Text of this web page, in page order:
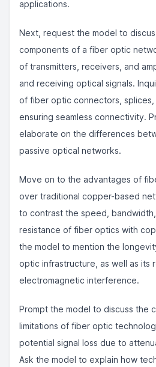
applications.
Next, request the model to
components of a fiber optic
of transmitters, receivers, and
and receiving optical signals.
of fiber optic connectors, splices,
ensuring seamless connectivity.
elaborate on the differences
passive optical networks.
Move on to the advantages of
over traditional copper-based
to contrast the speed,
resistance of fiber optics with
the model to mention the
optic infrastructure, as well as its
electromagnetic interference.
Prompt the model to discuss the
limitations of fiber optic
potential signal loss due to
Ask the model to explain how